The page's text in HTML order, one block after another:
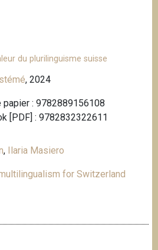
du plurilinguisme suisse
, 2024
papier : 9782889156108
[PDF] : 9782832322611
, Ilaria Masiero
for Switzerland